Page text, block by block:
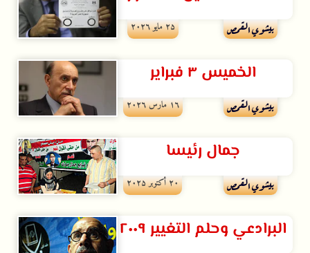
بيشوي القمص ۲۵ مايو ۲۰۲٦
الخميس ٣ فبراير
بيشوي القمص ۱٦ مارس ۲۰۲٦
جمال رئيسا
بيشوي القمص ۲۰ أكتوبر ۲۰۲۵
البرادعي وحلم التغيير ٢٠٠٩